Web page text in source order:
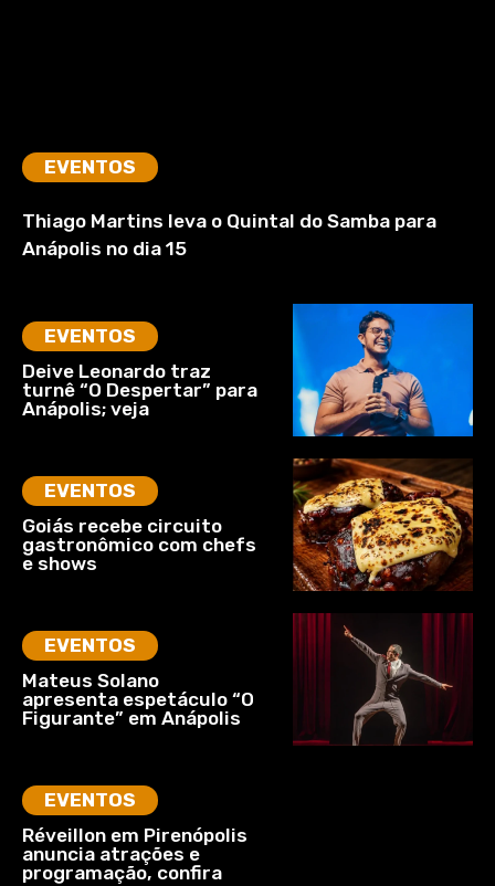
EVENTOS
Thiago Martins leva o Quintal do Samba para
Anápolis no dia 15
EVENTOS
Deive Leonardo traz
turnê “O Despertar” para
Anápolis; veja
EVENTOS
Goiás recebe circuito
gastronômico com chefs
e shows
EVENTOS
Mateus Solano
apresenta espetáculo “O
Figurante” em Anápolis
EVENTOS
Réveillon em Pirenópolis
anuncia atrações e
programação, confira